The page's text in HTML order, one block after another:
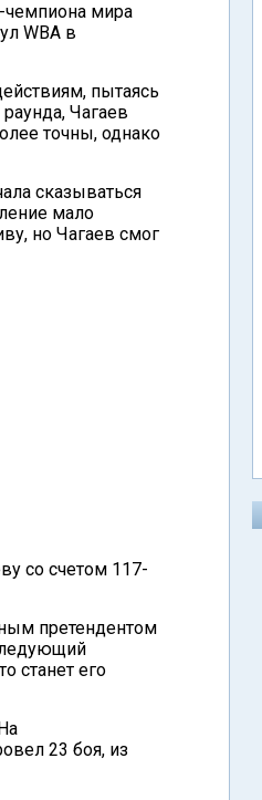
чемпиона мира
WBA в
пытаясь
Чагаев
точны, однако
сказываться
мало
но Чагаев смог
со счетом 117-
претендентом
станет его
23 боя, из